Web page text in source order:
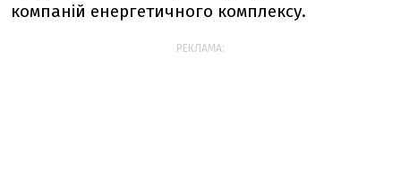
компаній енергетичного комплексу.
РЕКЛАМА: